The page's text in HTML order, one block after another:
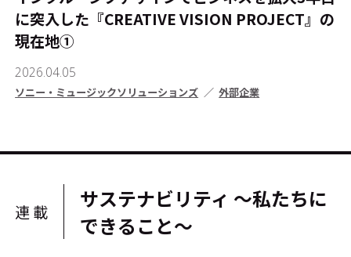
に突入した『CREATIVE VISION PROJECT』の
現在地①
2026.04.05
ソニー・ミュージックソリューションズ 外部企業
連載
サステナビリティ ～私たちに
できること～